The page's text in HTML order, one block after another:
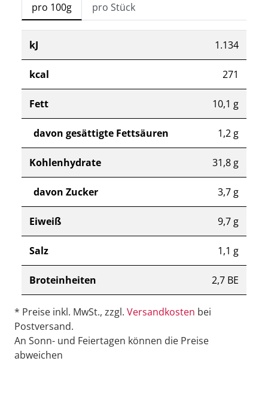
pro 100g pro Stück
kJ 1.134
kcal 271
Fett 10,1 g
davon gesättigte Fettsäuren 1,2 g
Kohlenhydrate 31,8 g
davon Zucker 3,7 g
Eiweiß 9,7 g
Salz 1,1 g
Broteinheiten 2,7 BE
* Preise inkl. MwSt., zzgl. Versandkosten bei
Postversand.
An Sonn- und Feiertagen können die Preise
abweichen